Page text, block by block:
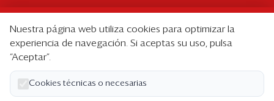
Suscripción individual
Paquetes corporativos
Edición Impresa
Nuestra página web utiliza cookies para optimizar la
experiencia de navegación. Si aceptas su uso, pulsa
“Aceptar”.
Cookies técnicas o necesarias